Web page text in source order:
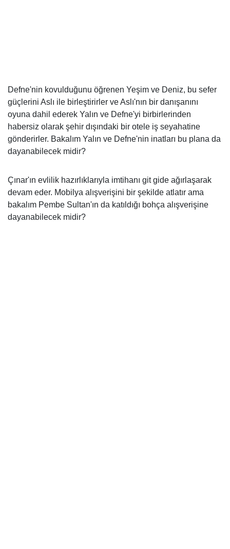
Defne'nin kovulduğunu öğrenen Yeşim ve Deniz, bu sefer
güçlerini Aslı ile birleştirirler ve Aslı'nın bir danışanını
oyuna dahil ederek Yalın ve Defne'yi birbirlerinden
habersiz olarak şehir dışındaki bir otele iş seyahatine
gönderirler. Bakalım Yalın ve Defne'nin inatları bu plana da
dayanabilecek midir?
Çınar'ın evlilik hazırlıklarıyla imtihanı git gide ağırlaşarak
devam eder. Mobilya alışverişini bir şekilde atlatır ama
bakalım Pembe Sultan'ın da katıldığı bohça alışverişine
dayanabilecek midir?